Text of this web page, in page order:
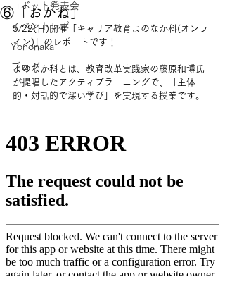
ロボット発表会
イベントレポ
Yononaka
ブログ
⑥「おかね」
5/22(日)開催「キャリア教育よのなか科(オンラ
イン)」のレポートです！
よのなか科とは、教育改革実践家の藤原和博氏
が提唱したアクティブラーニングで、「主体
的・対話的で深い学び」を実現する授業です。